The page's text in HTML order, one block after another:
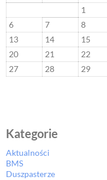
1
6
7 8
13
14 15
20
21 22
27
28 29
Kategorie
Aktualności
BMS
Duszpasterze